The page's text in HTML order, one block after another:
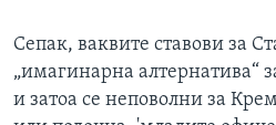
Сепак, ваквите ставови за
„имагинарна алтернатива“
и затоа се неповолни за